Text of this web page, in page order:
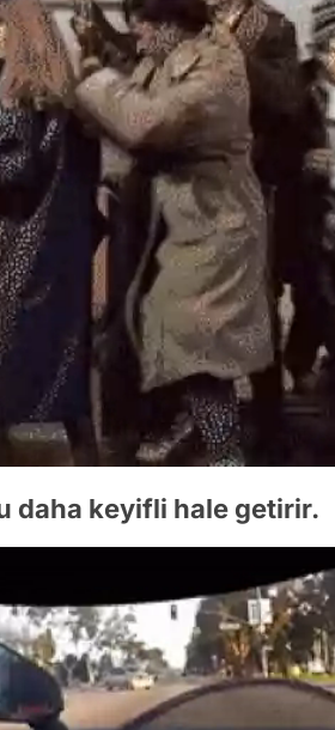
daha keyifli hale getirir.